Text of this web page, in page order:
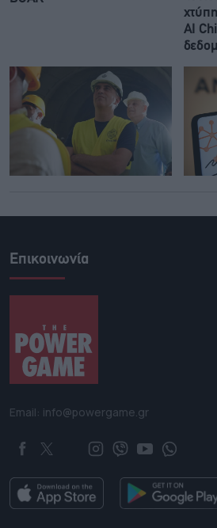
AI
Επικοινωνία
Email: info@powergame.gr